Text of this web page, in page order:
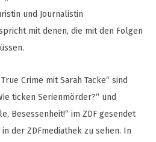
und Journalistin
mit denen, die mit den Folgen
Crime mit Sarah Tacke“ sind
ticken Serienmörder?“ und
Besessenheit!“ im ZDF gesendet
der ZDFmediathek zu sehen. In